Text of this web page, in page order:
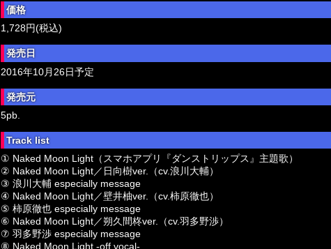
価格
1,728円(税込)
発売日
2016年10月26日予定
発売元
5pb.
Track list
① Naked Moon Light（スマホアプリ『ダンストリップス』主題歌）
② Naked Moon Light／日向樹ver.（cv.浪川大輔）
③ 浪川大輔 especially message
④ Naked Moon Light／壁井柚ver.（cv.柿原徹也）
⑤ 柿原徹也 especially message
⑥ Naked Moon Light／朔久間柊ver.（cv.羽多野渉）
⑦ 羽多野渉 especially message
⑧ Naked Moon Light -off vocal-